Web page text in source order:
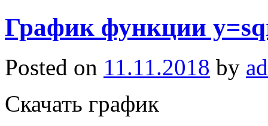
График функции
Posted on 11.11.2018 by
Скачать график